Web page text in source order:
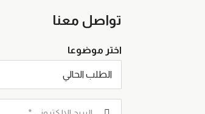
تواصل معنا
اختر موضوعا